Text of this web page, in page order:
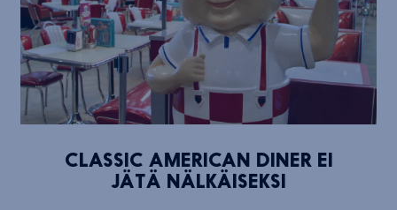
CLASSIC AMERICAN DINER EI
JÄTÄ NÄLKÄISEKSI